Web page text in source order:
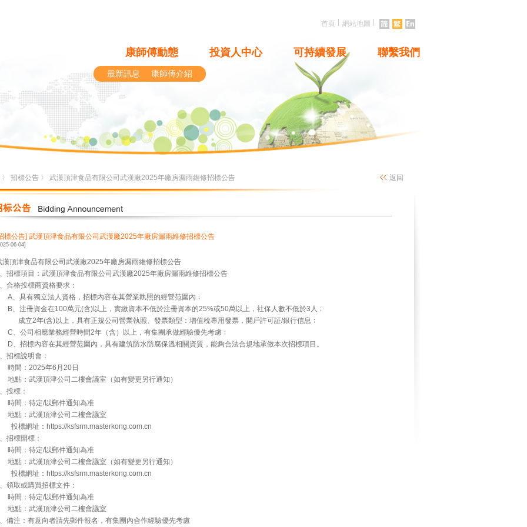
首頁 網站地圖
康師傅動態 投資人中心 可持續發展 聯繫我們
最新訊息 康師傅介紹
〉 招標公告 〉 武漢頂津食品有限公司武漢廠2025年廠房漏雨維修招標公告 返回
標公告] 武漢頂津食品有限公司武漢廠2025年廠房漏雨維修招標公告
06-04]
漢頂津食品有限公司武漢廠2025年廠房漏雨維修招標公告
招標項目：武漢頂津食品有限公司武漢廠2025年廠房漏雨維修招標公告
合格投標商資格要求：
具有獨立法人資格，招標內容在其營業執照的經營范圍內﹔
注冊資金在100萬元(含)以上，實繳資本不低於注冊資本的25%或50萬以上，社保人數不低於3人﹔
立2年(含)以上，具有正規公司營業執照、發票類型：增值稅專用發票，開戶許可証/銀行信息﹔
公司相應業務經營時間2年（含）以上，有集團承做經驗優先考慮﹔
招標內容在其經營范圍內，具有建筑防水防腐保溫相關資質，能夠合法合規地承做本次招標項目。
招標說明會：
間：2025年6月20日
點：武漢頂津公司二樓會議室（如有變更另行通知）
投標：
間：待定/以郵件通知為准
點：武漢頂津公司二樓會議室
標網址：https://ksfsrm.masterkong.com.cn
招標開標：
間：待定/以郵件通知為准
點：武漢頂津公司二樓會議室（如有變更另行通知）
標網址：https://ksfsrm.masterkong.com.cn
領取或購買招標文件：
間：待定/以郵件通知為准
點：武漢頂津公司二樓會議室
備注：有意向者請先郵件報名，有集團內合作經驗優先考慮